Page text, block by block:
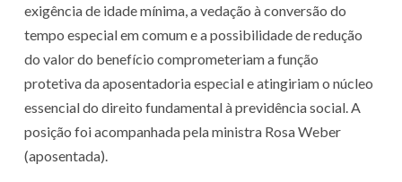
exigência de idade mínima, a vedação à conversão do
tempo especial em comum e a possibilidade de redução
do valor do benefício comprometeriam a função
protetiva da aposentadoria especial e atingiriam o núcleo
essencial do direito fundamental à previdência social. A
posição foi acompanhada pela ministra Rosa Weber
(aposentada).